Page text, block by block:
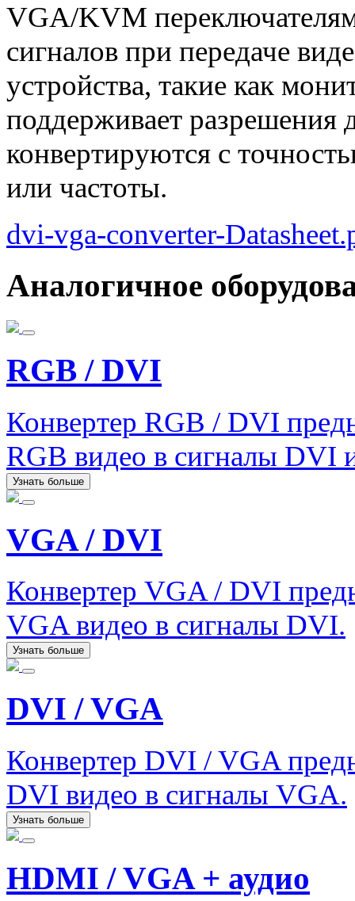
VGA/KVM
сигналов при передаче
устройства, такие как
поддерживает
конвертируются с
или частоты.
dvi-vga-converter-
Аналогичное
RGB / DVI
Конвертер RGB / DVI
RGB видео в сигналы DVI
Узнать больше
VGA / DVI
Конвертер VGA / DVI
VGA видео в сигналы DVI.
Узнать больше
DVI / VGA
Конвертер DVI / VGA
DVI видео в сигналы VGA.
Узнать больше
HDMI / VGA + аудио